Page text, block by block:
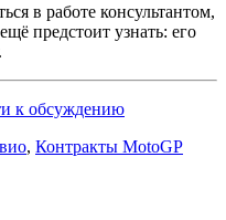
в работе консультантом,
предстоит узнать: его
к обсуждению
, Контракты MotoGP